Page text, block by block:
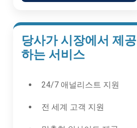
당사가 시장에서 제공
하는 서비스
24/7 애널리스트 지원
전 세계 고객 지원